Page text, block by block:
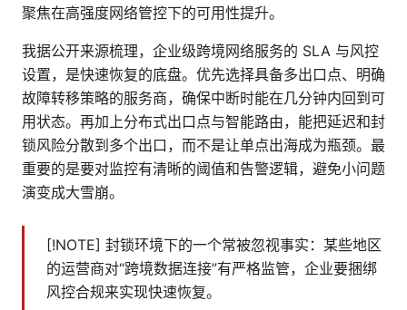
聚焦在高强度网络管控下的可用性提升。
我据公开来源梳理，企业级跨境网络服务的 SLA 与风控
设置，是快速恢复的底盘。优先选择具备多出口点、明确
故障转移策略的服务商，确保中断时能在几分钟内回到可
用状态。再加上分布式出口点与智能路由，能把延迟和封
锁风险分散到多个出口，而不是让单点出海成为瓶颈。最
重要的是要对监控有清晰的阈值和告警逻辑，避免小问题
演变成大雪崩。
[!NOTE] 封锁环境下的一个常被忽视事实：某些地区
的运营商对“跨境数据连接”有严格监管，企业要捆绑
风控合规来实现快速恢复。